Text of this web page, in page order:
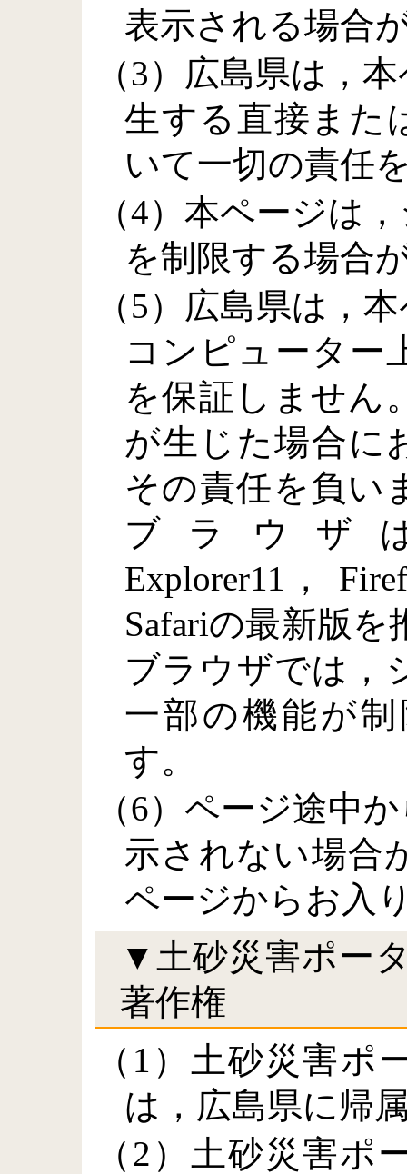
表示される場合
（3）広島県は，
生する直接また
いて一切の責任
（4）本ページは
を制限する場合
（5）広島県は，
コンピューター
を保証しません
が生じた場合に
その責任を負い
ブラウザは
Explorer11，
Safariの最新版
ブラウザでは，
一部の機能が
す。
（6）ページ途中
示されない場合
ページからお入
▼土砂災害ポー
著作権
（1）土砂災害ポ
は，広島県に帰
（2）土砂災害ポ